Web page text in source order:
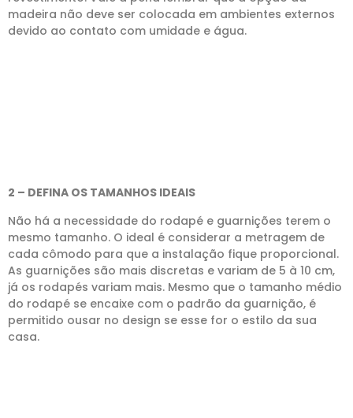
madeira não deve ser colocada em ambientes externos
devido ao contato com umidade e água.
2 – DEFINA OS TAMANHOS IDEAIS
Não há a necessidade do rodapé e guarnições terem o
mesmo tamanho. O ideal é considerar a metragem de
cada cômodo para que a instalação fique proporcional.
As guarnições são mais discretas e variam de 5 à 10 cm,
já os rodapés variam mais. Mesmo que o tamanho médio
do rodapé se encaixe com o padrão da guarnição, é
permitido ousar no design se esse for o estilo da sua
casa.